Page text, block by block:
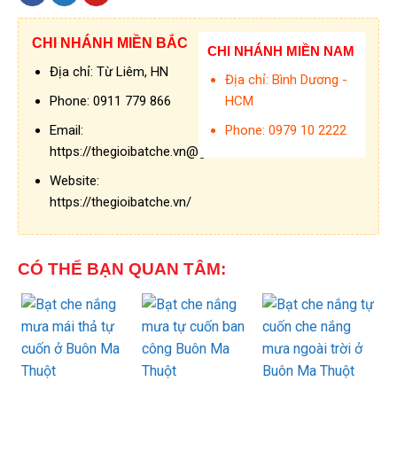
CHI NHÁNH MIỀN BẮC
Địa chỉ: Từ Liêm, HN
Phone: 0911 779 866
Email:
https://thegioibatche.vn@gmail.com
Website:
https://thegioibatche.vn/
CHI NHÁNH MIỀN NAM
Địa chỉ: Bình Dương -
HCM
Phone: 0979 10 2222
CÓ THỂ BẠN QUAN TÂM: